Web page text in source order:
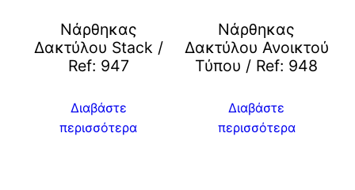
Νάρθηκας
Δακτύλου Stack /
Ref: 947
Διαβάστε
περισσότερα
Νάρθηκας
Δακτύλου Ανοικτού
Τύπου / Ref: 948
Διαβάστε
περισσότερα